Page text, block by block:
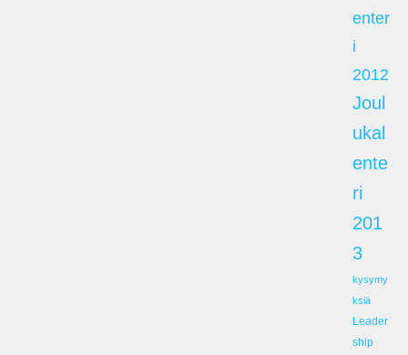
enter
i
2012
Joul
ukal
ente
ri
201
3
kysymy
ksiä
Leader
ship